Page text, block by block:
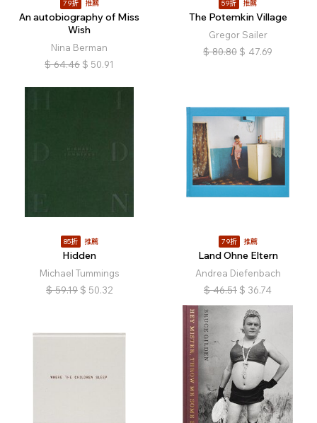
79折 推薦
An autobiography of Miss
Wish
Nina Berman
$ 64.46 $ 50.91
59折 推薦
The Potemkin Village
Gregor Sailer
$ 80.80 $ 47.69
85折 推薦
Hidden
Michael Tummings
$ 59.19 $ 50.32
79折 推薦
Land Ohne Eltern
Andrea Diefenbach
$ 46.51 $ 36.74